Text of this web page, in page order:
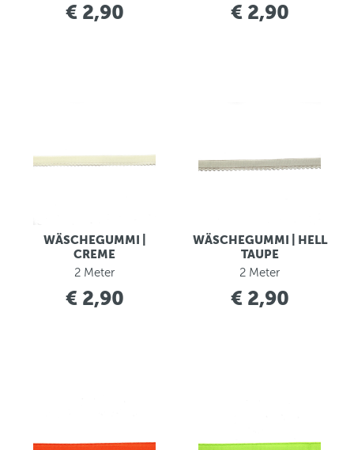
€ 2,90 € 2,90
WÄSCHEGUMMI |
CREME
2 Meter
€ 2,90
WÄSCHEGUMMI | HELL
TAUPE
2 Meter
€ 2,90